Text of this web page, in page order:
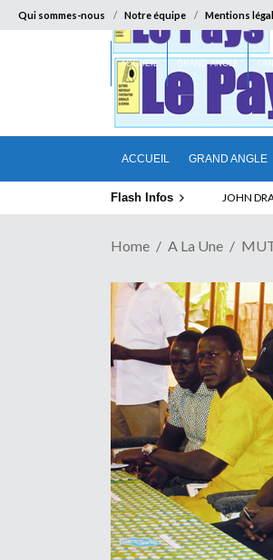
Qui sommes-nous Notre équipe Mentions
ACCUEIL GRAND ANGLE
ACCUEIL GRAND ANGLE
Flash Infos
Home A La Une